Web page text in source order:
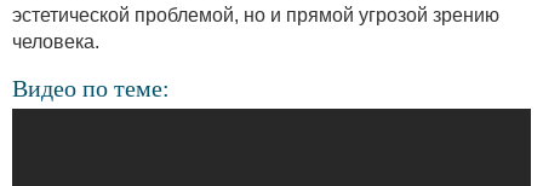
эстетической проблемой, но и прямой угрозой зрению
человека.
Видео по теме: